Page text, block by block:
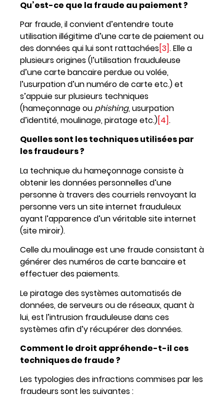
Qu’est-ce que la fraude au paiement ?
Par fraude, il convient d’entendre toute
utilisation illégitime d’une carte de paiement ou
des données qui lui sont rattachées[3]. Elle a
plusieurs origines (l’utilisation frauduleuse
d’une carte bancaire perdue ou volée,
l’usurpation d’un numéro de carte etc.) et
s’appuie sur plusieurs techniques
(hameçonnage ou phishing, usurpation
d’identité, moulinage, piratage etc.)[4].
Quelles sont les techniques utilisées par
les fraudeurs ?
La technique du hameçonnage consiste à
obtenir les données personnelles d’une
personne à travers des courriels renvoyant la
personne vers un site internet frauduleux
ayant l’apparence d’un véritable site internet
(site miroir).
Celle du moulinage est une fraude consistant à
générer des numéros de carte bancaire et
effectuer des paiements.
Le piratage des systèmes automatisés de
données, de serveurs ou de réseaux, quant à
lui, est l’intrusion frauduleuse dans ces
systèmes afin d’y récupérer des données.
Comment le droit appréhende-t-il ces
techniques de fraude ?
Les typologies des infractions commises par les
fraudeurs sont les suivantes :